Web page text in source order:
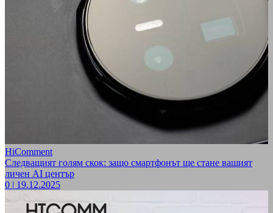
HiComment
Следващият голям скок: защо смартфонът ще стане вашият
личен AI център
0 | 19.12.2025